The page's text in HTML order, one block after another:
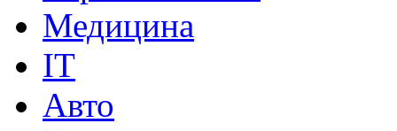
Медицина
IT
Авто